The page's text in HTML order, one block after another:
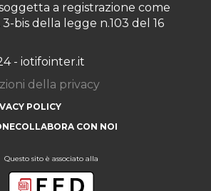
a registrazione come
bis della legge n.103 del 16
- iotifointer.it
della privacy
POLICY
COLLABORA CON NOI
Questo sito è associato alla